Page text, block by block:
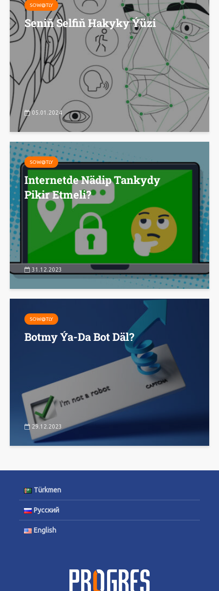
SOW@TLY
Seniň Selfiň Hakyky Ýüzi
05.01.2024
SOW@TLY
Internetde Nädip Tankydy
Pikir Etmeli?
31.12.2023
SOW@TLY
Botmy Ýa-Da Bot Däl?
29.12.2023
Türkmen
Русский
English